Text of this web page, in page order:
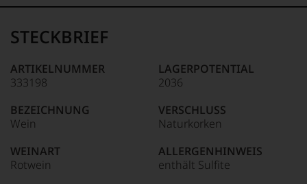
95–98 Punkte:
90–94 Punkte:
Name
Tesdorpf
für
»Fine
für
die
edlen
Weine
der
Welt,
STECKBRIEF
ARTIKELNUMMER
333198
BEZEICHNUNG
Wein
WEINART
Rotwein
LAGERPOTENTIAL
2036
VERSCHLUSS
Naturkorken
ALLERGENHINWEIS
enthält Sulfite